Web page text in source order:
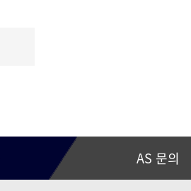
AS 문의